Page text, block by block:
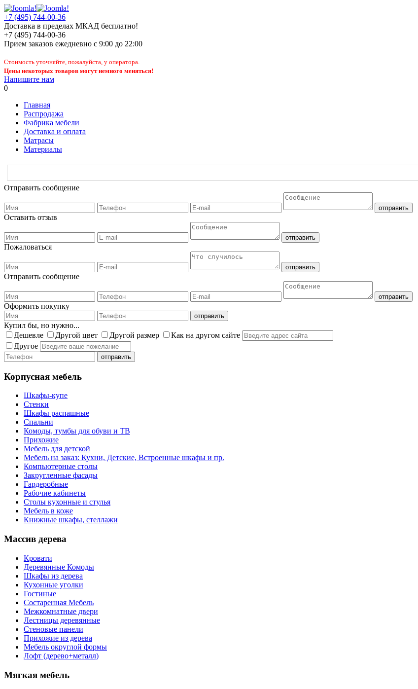
+7 (495) 744-00-36
Доставка в пределах МКАД бесплатно!
+7 (495) 744-00-36
Прием заказов ежедневно с 9:00 до 22:00
Стоимость уточняйте, пожалуйста, у оператора.
Цены некоторых товаров могут немного меняться!
Напишите нам
0
Главная
Распродажа
Фабрика мебели
Доставка и оплата
Матрасы
Материалы
Отправить сообщение
Оставить отзыв
Пожаловаться
Отправить сообщение
Оформить покупку
Купил бы, но нужно...
Дешевле
Другой цвет Другой размер
Как на другом сайте
Другое
Корпусная мебель
Шкафы-купе
Стенки
Шкафы распашные
Спальни
Комоды, тумбы для обуви и ТВ
Прихожие
Мебель для детской
Мебель на заказ: Кухни, Детские, Встроенные шкафы и пр.
Компьютерные столы
Закругленные фасады
Гардеробные
Рабочие кабинеты
Столы кухонные и стулья
Мебель в коже
Книжные шкафы, стеллажи
Массив дерева
Кровати
Деревянные Комоды
Шкафы из дерева
Кухонные уголки
Гостиные
Состаренная Мебель
Межкомнатные двери
Лестницы деревянные
Стеновые панели
Прихожие из дерева
Мебель округлой формы
Лофт (дерево+металл)
Мягкая мебель